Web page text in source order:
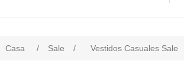
Casa / Sale / Vestidos Casuales Sale